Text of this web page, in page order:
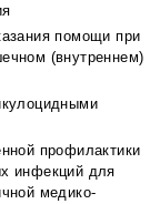
помощи при
(внутреннем)
профилактики
инфекций для
медико-